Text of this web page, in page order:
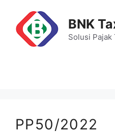
content
BNK
Solusi Pajak
PP50/2022